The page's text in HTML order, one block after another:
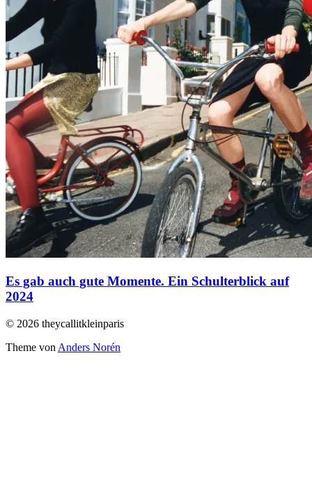
Es gab auch gute Momente. Ein Schulterblick auf
2024
© 2026 theycallitkleinparis
Theme von Anders Norén